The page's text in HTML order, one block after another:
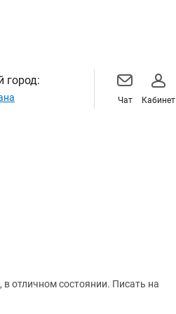
город:
Чат Кабинет
отличном состоянии. Писать на